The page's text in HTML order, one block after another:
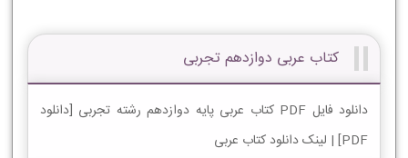
کتاب عربی دوازدهم تجربی
دانلود فایل PDF کتاب عربی پایه دوازدهم رشته تجربی [دانلود
PDF] | لینک دانلود کتاب عربی